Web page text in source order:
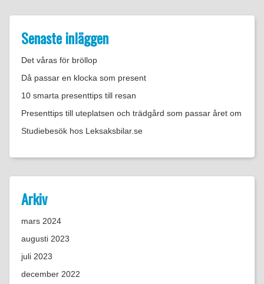
Senaste inläggen
Det våras för bröllop
Då passar en klocka som present
10 smarta presenttips till resan
Presenttips till uteplatsen och trädgård som passar året om
Studiebesök hos Leksaksbilar.se
Arkiv
mars 2024
augusti 2023
juli 2023
december 2022